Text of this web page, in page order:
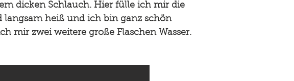
dicken Schlauch. Hier fülle ich mir die
langsam heiß und ich bin ganz schön
mir zwei weitere große Flaschen Wasser.